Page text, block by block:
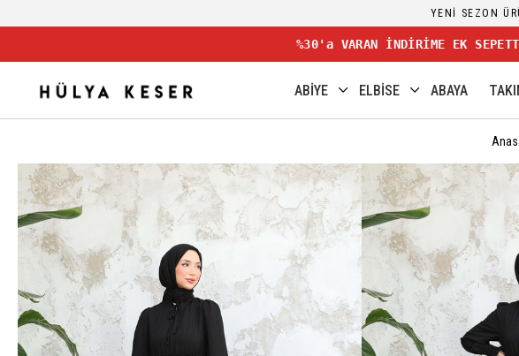
YENİ SEZON
%30'a VARAN İNDİRİME EK
ABİYE ELBİSE ABAYA